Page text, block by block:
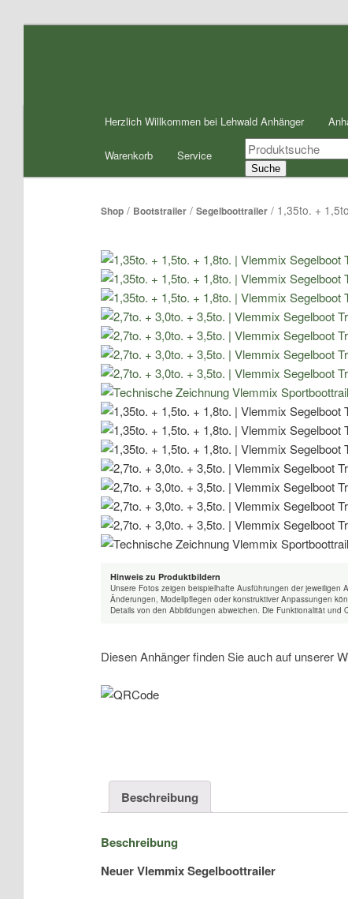
Herzlich Willkommen bei Lehwald Anhänger
Warenkorb Service
Products
search
Suche
Shop/ Bootstrailer/ Segelboottrailer/ 1,35to. +
Hinweis zu Produktbildern
Unsere Fotos zeigen beispielhafte Ausführungen der jeweiligen
Änderungen, Modellpflegen oder konstruktiver Anpassungen
Details von den Abbildungen abweichen. Die Funktionalität und
Diesen Anhänger finden Sie auch auf unserer
Beschreibung
Beschreibung
Neuer Vlemmix Segelboottrailer